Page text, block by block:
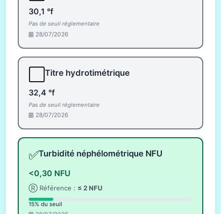
30,1 °f
Pas de seuil réglementaire
28/07/2026
Titre hydrotimétrique
32,4 °f
Pas de seuil réglementaire
28/07/2026
✅Turbidité néphélométrique NFU
<0,30 NFU
Ⓡ Référence : ≤ 2 NFU
15% du seuil